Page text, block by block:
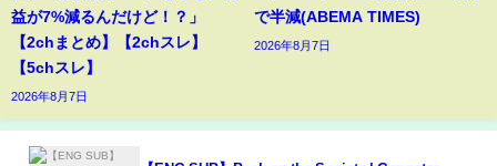
益が7%減るんだけど！？」
【2chまとめ】【2chスレ】
【5chスレ】
2026年8月7日
で半減(ABEMA TIMES)
2026年8月7日